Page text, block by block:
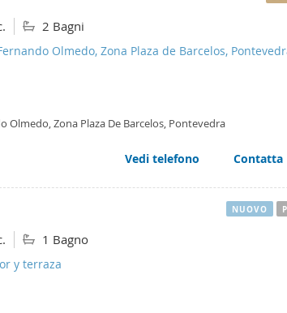
2 Bagni
Olmedo, Zona Plaza de Barcelos,
Olmedo, Zona Plaza De Barcelos, Pontevedra
Vedi telefono Contatta
1 Bagno
y terraza
NUOVO